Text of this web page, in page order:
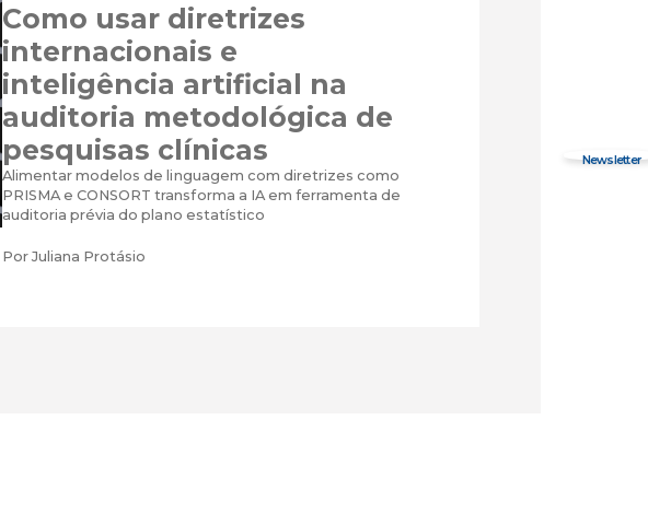
Como usar diretrizes
internacionais e
inteligência artificial na
auditoria metodológica de
pesquisas clínicas
Alimentar modelos de linguagem com diretrizes como
PRISMA e CONSORT transforma a IA em ferramenta de
auditoria prévia do plano estatístico
Por Juliana Protásio